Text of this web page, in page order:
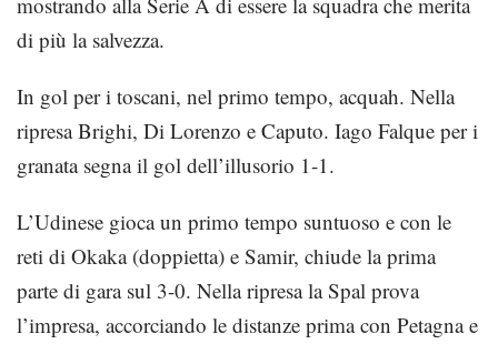
di più la salvezza.
In gol per i toscani, nel primo tempo, acquah. Nella
ripresa Brighi, Di Lorenzo e Caputo. Iago Falque per i
granata segna il gol dell’illusorio 1-1.
L’Udinese gioca un primo tempo suntuoso e con le
reti di Okaka (doppietta) e Samir, chiude la prima
parte di gara sul 3-0. Nella ripresa la Spal prova
l’impresa, accorciando le distanze prima con Petagna e